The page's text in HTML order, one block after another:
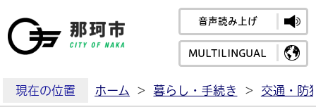
那珂市公式ホームペ
音声読み上げ
MULTILINGUAL
現在の位置 ホーム > 暮らし・手続き > 交通・防